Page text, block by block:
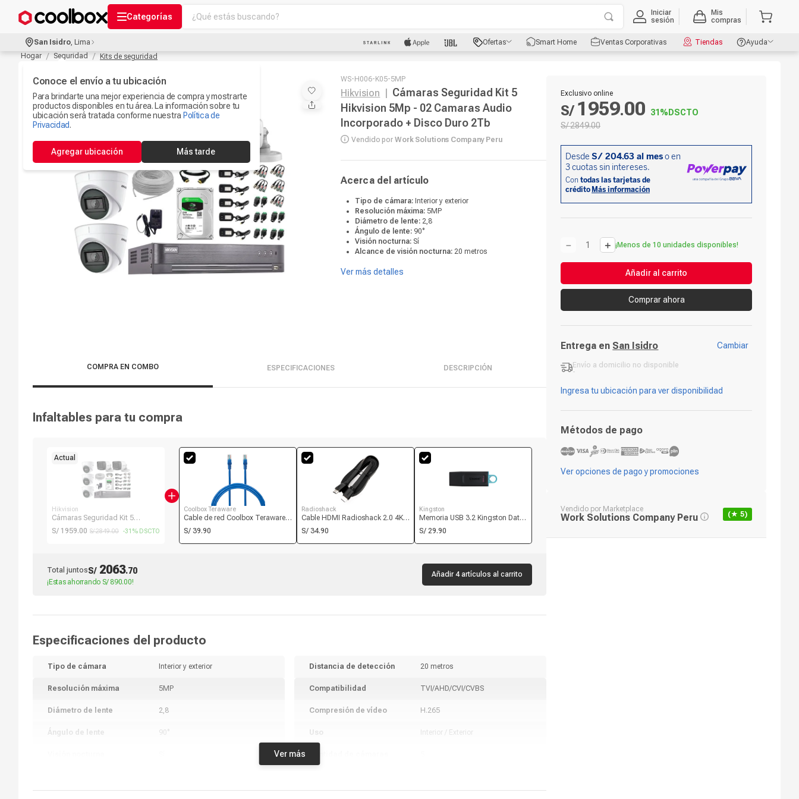
Categorías
¿Qué estás buscando?
3.
Ipad
Iphone 17
Camaras Seguridad
7.
Microfono
8 .
Parlantes Bluetooth
9.
Accesorios Computo
10.
Smartwach
Iniciar
sesión
Mis
compras
San Isidro, Lima
Conoce el envío a tu ubicación
Para brindarte una mejor experiencia de compra y mostrarte
productos disponibles en tu área. La información sobre tu
ubicación será tratada conforme nuestra Política de
Privacidad.
Agregar ubicación Más tarde
Ofertas Smart Home Ventas Corporativas Tiendas
Ayuda
Hogar
Seguridad Kits de seguridad
WS-H006-K05-5MP
Hikvision
Cámaras Seguridad Kit 5
Hikvision 5Mp - 02 Camaras Audio
Incorporado + Disco Duro 2Tb
Vendido por Work Solutions Company Peru
Acerca del artículo
Tipo de cámara: Interior y exterior
Resolución máxima: 5MP
Diámetro de lente:2,8
Ángulo de lente: 90°
Visión nocturna: Sí
Alcance de visión nocturna:20 metros
Ver más detalles
COMPRA EN COMBO ESPECIFICACIONES DESCRIPCIÓN
Infaltables para tu compra
Actual
Hikvision
Cámaras Seguridad Kit 5
Hikvision 5Mp - 02 Camaras
S/ 1959.00 S/ 2849.00 -31% DSCTO
Coolbox Teraware
Cable de red Coolbox Teraware
cat6, conector rj45, 250 mhz, 15
S/ 39.90
Radioshack
Cable HDMI Radioshack 2.0 4K
2.7 m
S/ 34.90
Kingston
Memoria USB 3.2 Kingston Data
Traveler Exodia DTX 64GB de
S/ 29.90
Total juntosS/ 2063.70
¡Estas ahorrando S/ 890.00!
Añadir 4 artículos al carrito
Especificaciones del producto
Tipo de cámara Interior y exterior
Resolución máxima 5MP
Diámetro de lente 2,8
Ángulo de lente 90°
Distancia de detección 20 metros
Compatibilidad TVI/AHD/CVI/CVBS
Compresión de vídeo H.265
Uso Interior / Exterior
Ver más
Exclusivo online
S/ 1959.00 31% DSCTO
S/2849.00
＋
－ ¡Menos de 10 unidades disponibles!
Añadir al carrito
Comprar ahora
Entrega en San Isidro Cambiar
Envío a domicilio no disponible
-
Ingresa tu ubicación para ver disponibilidad
Métodos de pago
Ver opciones de pago y promociones
Vendido por Marketplace
Work Solutions Company Peru (★ 5)